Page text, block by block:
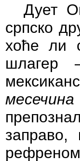
Дует
српско
хоће ли
шлагер
месечина
заправо,